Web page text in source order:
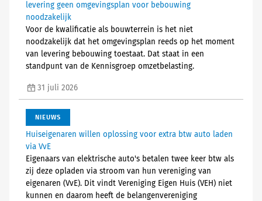
levering geen omgevingsplan voor bebouwing
noodzakelijk
Voor de kwalificatie als bouwterrein is het niet
noodzakelijk dat het omgevingsplan reeds op het moment
van levering bebouwing toestaat. Dat staat in een
standpunt van de Kennisgroep omzetbelasting.
31 juli 2026
NIEUWS
Huiseigenaren willen oplossing voor extra btw auto laden
via VvE
Eigenaars van elektrische auto's betalen twee keer btw als
zij deze opladen via stroom van hun vereniging van
eigenaren (VvE). Dit vindt Vereniging Eigen Huis (VEH) niet
kunnen en daarom heeft de belangenvereniging